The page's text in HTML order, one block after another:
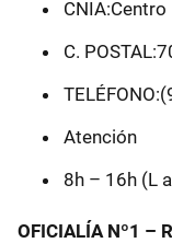
CNIA:Centro
C.
Atención
8h – 16h (L
OFICIALÍA Nº1 –